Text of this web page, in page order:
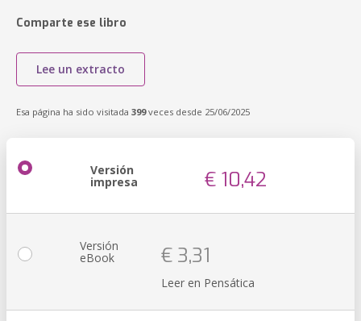
Comparte ese libro
Lee un extracto
Esa página ha sido visitada 399veces desde 25/06/2025
Versión
impresa € 10,42
Versión
eBook € 3,31
Leer en Pensática